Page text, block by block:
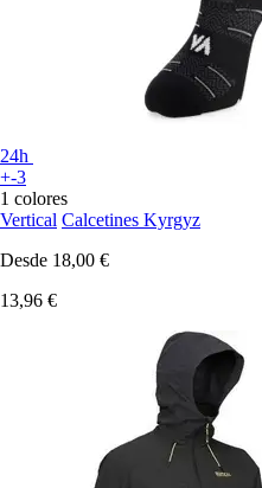
24h
+-3
1 colores
Vertical Calcetines Kyrgyz
Desde 18,00 €
13,96 €